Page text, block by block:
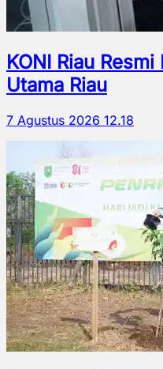
KONI Riau
Utama Riau
7 Agustus 2026 12.18